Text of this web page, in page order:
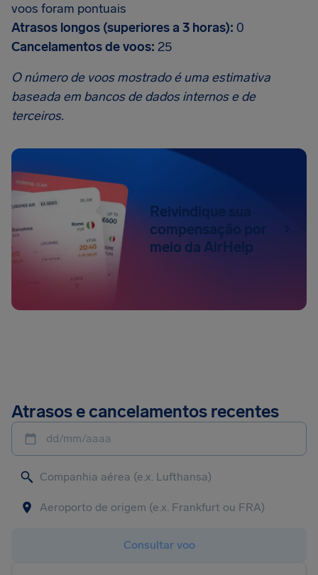
voos foram pontuais
Atrasos longos (superiores a 3 horas): 0
Cancelamentos de voos: 25
O número de voos mostrado é uma estimativa
baseada em bancos de dados internos e de
terceiros.
Reivindique sua
compensação por
meio da AirHelp
Atrasos e cancelamentos recentes
dd/mm/aaaa
Consultar voo